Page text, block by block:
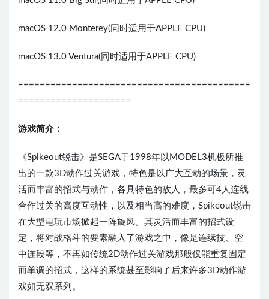
macOS 12.0 Monterey(同时适用于APPLE CPU)
macOS 13.0 Ventura(同时适用于APPLE CPU)
===========================================
=====================
游戏简介：
《Spikeout锐击》是SEGA于1998年以MODEL3机板所推
出的一款3D动作过关游戏，特色是以广大互动的场景，灵
活而丰富的招式与动作，各具特色的敌人，最多可4人连线
合作过关的高度互动性，以及相当高的难度，Spikeout锐击
在大型电玩市场掀起一阵旋风。其灵活而丰富的招式设
定，将对战格斗的要素融入了游戏之中，像是连续技、空
中连段等，不再如传统2D动作过关游戏那般仅能重复固定
而单调的招式，这样的系统甚至影响了后来许多3D动作游
戏如无双系列。